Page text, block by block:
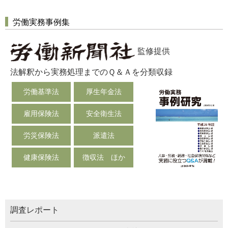
労働実務事例集
監修提供
法解釈から実務処理までのＱ＆Ａを分類収録
労働基準法 厚生年金法
雇用保険法 安全衛生法
労災保険法 派遣法
健康保険法 徴収法 ほか
調査レポート